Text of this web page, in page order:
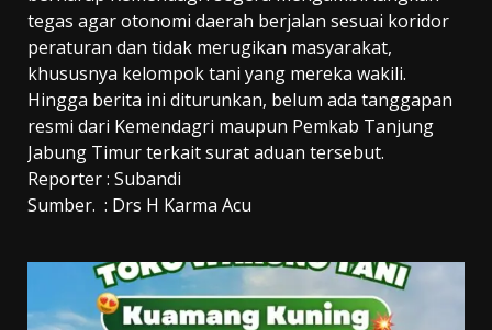
tegas agar otonomi daerah berjalan sesuai koridor
peraturan dan tidak merugikan masyarakat,
khususnya kelompok tani yang mereka wakili.
Hingga berita ini diturunkan, belum ada tanggapan
resmi dari Kemendagri maupun Pemkab Tanjung
Jabung Timur terkait surat aduan tersebut.
Reporter : Subandi
Sumber. : Drs H Karma Acu